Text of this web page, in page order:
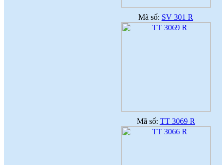
Mã số: SV 301 R
Mã số: TT 3069 R